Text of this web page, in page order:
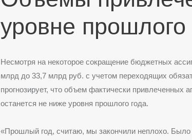
уровне прошлого
Несмотря на некоторое сокращение бюджетных
млрд до 33,7 млрд руб. с учетом переходящих
прогнозирует, что объем фактически привлеченных
останется не ниже уровня прошлого года.
«Прошлый год, считаю, мы закончили неплохо. Было